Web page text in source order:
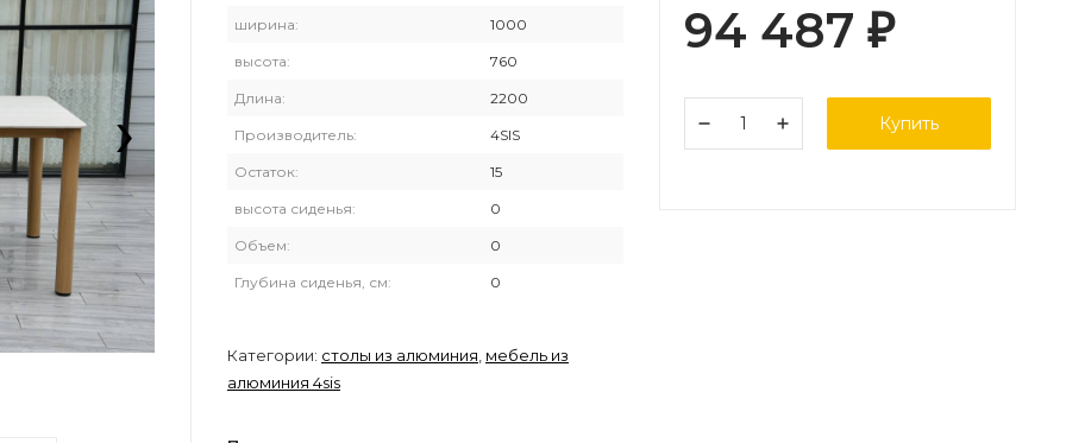
›
ширина: 1000
высота: 760
Длина: 2200
Производитель: 4SIS
Остаток: 15
высота сиденья: 0
Объем: 0
Глубина сиденья, см: 0
Категории: столы из алюминия мебель из
алюминия 4sis
94 487 ₽
Купить